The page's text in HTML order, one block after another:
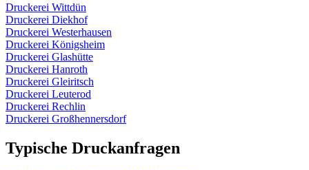
Druckerei Wittdün
Druckerei Diekhof
Druckerei Westerhausen
Druckerei Königsheim
Druckerei Glashütte
Druckerei Hanroth
Druckerei Gleiritsch
Druckerei Leuterod
Druckerei Rechlin
Druckerei Großhennersdorf
Typische Druckanfragen